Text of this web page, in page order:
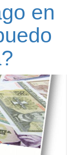
en